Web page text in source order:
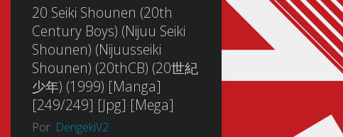
20 Seiki Shounen (20th
Century Boys) (Nijuu Seiki
Shounen) (Nijuusseiki
Shounen) (20thCB) (20世紀
少年) (1999) [Manga]
[249/249] [Jpg] [Mega]
Por DengekiV2